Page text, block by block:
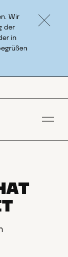
Wir
der
in